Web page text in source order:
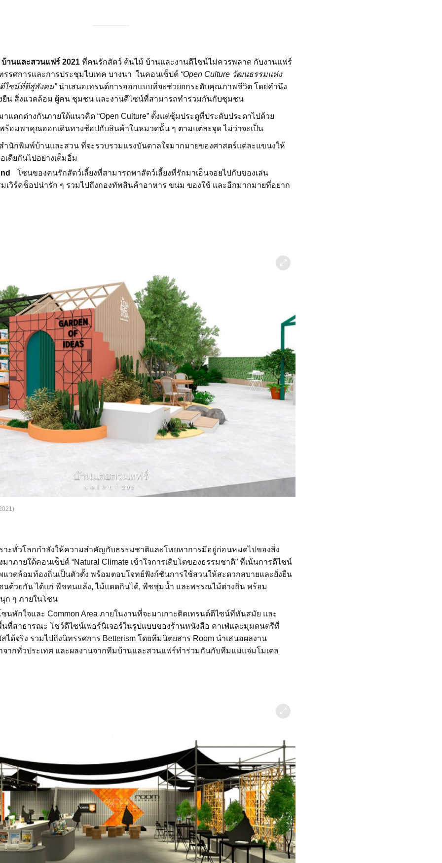
บ้านและสวนแฟร์ 2021 ที่คนรักสัตว์ ต้นไม้ บ้านและงานดีไซน์ไม่ควรพลาด กับงานแฟร์
รศการและการประชุมไบเทค บางนา ในคอนเซ็ปต์ “Open Culture วัฒนธรรมแห่ง
ไซน์ที่ดีสู่สังคม” นำเสนอเทรนด์การออกแบบที่จะช่วยยกระดับคุณภาพชีวิต โดยคำนึง
งยืน สิ่งแวดล้อม ผู้คน ชุมชน และงานดีไซน์ที่สามารถทำร่วมกันกับชุมชน
ตกต่างกันภายใต้แนวคิด “Open Culture” ตั้งแต่ซุ้มประตูที่ประดับประดาไปด้วย
ร้อมพาคุณออกเดินทางช้อปกับสินค้าในหมวดนั้น ๆ ตามแต่ละจุด ไม่ว่าจะเป็น
กพิมพ์บ้านและสวน ที่จะรวบรวมแรงบันดาลใจมากมายของศาสตร์แต่ละแขนงให้
เดียกันไปอย่างเต็มอิ่ม
โซนของคนรักสัตว์เลี้ยงที่สามารถพาสัตว์เลี้ยงที่รักมาเอ็นจอยไปกับของเล่น
เวิร์คช็อปน่ารัก ๆ รวมไปถึงกองทัพสินค้าอาหาร ขนม ของใช้ และอีกมากมายที่อยาก
าะทั่วโลกกำลังให้ความสำคัญกับธรรมชาติและโหยหาการมีอยู่ก่อนหมดไปของสิ่ง
าภายใต้คอนเซ็ปต์ “Natural Climate เข้าใจการเติบโตของธรรมชาติ” ที่เน้นการดีไซน์
วดล้อมท้องถิ่นเป็นตัวตั้ง พร้อมตอบโจทย์ฟังก์ชันการใช้สวนให้สะดวกสบายและยั่งยืน
นด้วยกัน ได้แก่ พืชทนแล้ง, ไม้แดดกินได้, พืชชุ่มน้ำ และพรรณไม้ต่างถิ่น พร้อม
ก ๆ ภายในโซน
นพักใจและ Common Area ภายในงานที่จะมาเกาะติดเทรนด์ดีไซน์ที่ทันสมัย และ
ที่สาธารณะ โชว์ดีไซน์เฟอร์นิเจอร์ในรูปแบบของร้านหนังสือ คาเฟ่และมุมดนตรีที่
ได้จริง รวมไปถึงนิทรรศการ Betterism โดยทีมนิตยสาร Room นำเสนอผลงาน
ากทั่วประเทศ และผลงานจากทีมบ้านและสวนแฟร์ทำร่วมกันกับทีมแม่แจ่มโมเดล